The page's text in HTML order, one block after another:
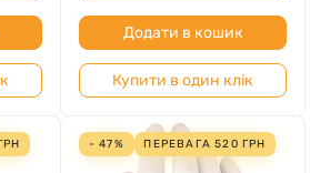
Додати в кошик
Купити в один клік
- 47% ПЕРЕВАГА520 ГРН